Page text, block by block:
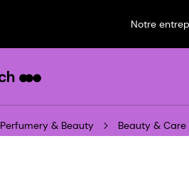
Notre
Perfumery & Beauty Beauty & Care